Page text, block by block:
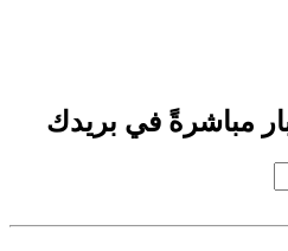
مباشرةً في بريدك